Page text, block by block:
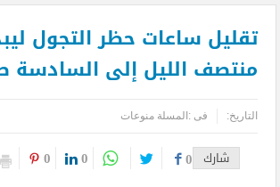
بعيدا عن الصخب الإعلامي .. فيلم كليوباترا يفجر أزمة
للتصدي للهجوم على الحضارة المصرية
فوربس
e& and Vodafone strategic relationship
تقليل ساعات حظر التجول
منتصف الليل إلى السادسة
التاريخ: فى :المسلة منوعات
شارك 0
0
0